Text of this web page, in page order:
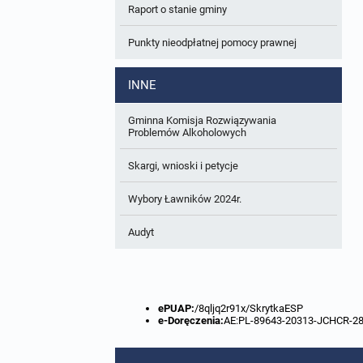
W trakcie opracowania
Zbiory danych przestrzennych
Analizy zmian w zagospodarowaniu
Raport o stanie gminy
Punkty nieodpłatnej pomocy prawnej
INNE
Gminna Komisja Rozwiązywania
Problemów Alkoholowych
Skargi, wnioski i petycje
Wybory Ławników 2024r.
Audyt
ePUAP:/8qljq2r91x/SkrytkaESP
e-Doręczenia:AE:PL-89643-20313-JCHCR-28